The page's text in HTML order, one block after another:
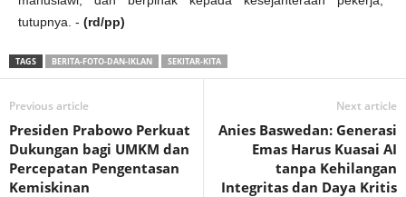
tutupnya. - (rd/pp)
TAGS BERITA-FOTO-DAN-IKLAN SEKITAR-KITA
Previous article
Presiden Prabowo Perkuat
Dukungan bagi UMKM dan
Percepatan Pengentasan
Kemiskinan
Next article
Anies Baswedan: Generasi
Emas Harus Kuasai AI
tanpa Kehilangan
Integritas dan Daya Kritis